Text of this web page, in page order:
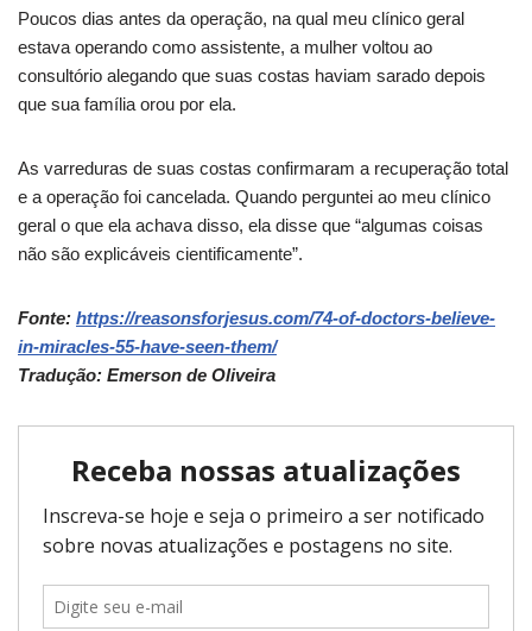
Poucos dias antes da operação, na qual meu clínico geral
estava operando como assistente, a mulher voltou ao
consultório alegando que suas costas haviam sarado depois
que sua família orou por ela.
As varreduras de suas costas confirmaram a recuperação total
e a operação foi cancelada. Quando perguntei ao meu clínico
geral o que ela achava disso, ela disse que “algumas coisas
não são explicáveis ​​cientificamente”.
Fonte: https://reasonsforjesus.com/74-of-doctors-believe-
in-miracles-55-have-seen-them/
Tradução: Emerson de Oliveira